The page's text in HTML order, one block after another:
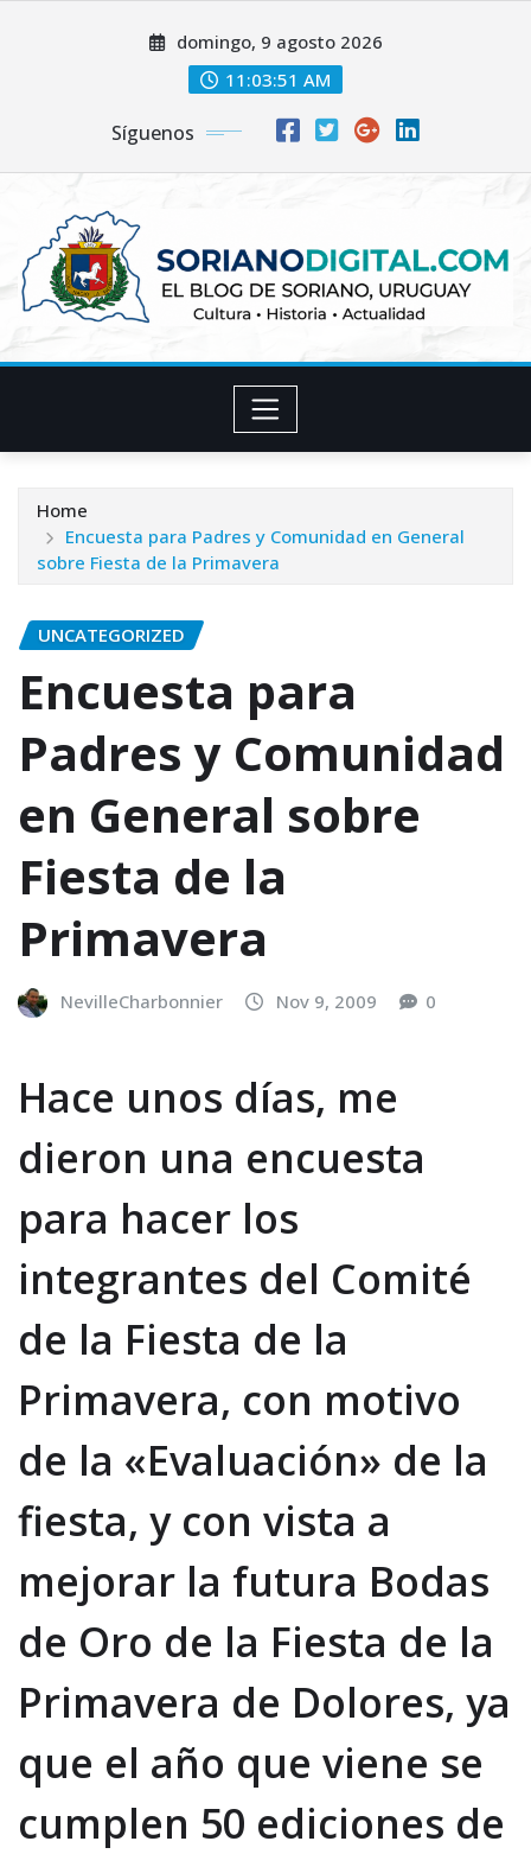
domingo, 9 agosto 2026
11:03:52 AM
Síguenos
Home
Encuesta para Padres y Comunidad en General
sobre Fiesta de la Primavera
UNCATEGORIZED
Encuesta para
Padres y Comunidad
en General sobre
Fiesta de la
Primavera
NevilleCharbonnier Nov 9, 2009 0
Hace unos días, me
dieron una encuesta
para hacer los
integrantes del Comité
de la Fiesta de la
Primavera, con motivo
de la «Evaluación» de la
fiesta, y con vista a
mejorar la futura Bodas
de Oro de la Fiesta de la
Primavera de Dolores, ya
que el año que viene se
cumplen 50 ediciones de